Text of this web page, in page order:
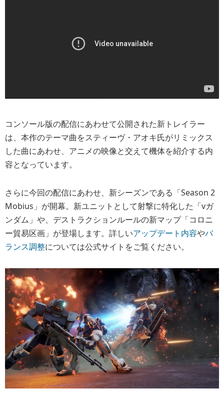
コンソール版の配信にあわせて公開された新トレイラー
は、本作のテーマ曲をスティーヴ・アオキ氏がリミックス
した曲にあわせ、アニメの映像と交えて機体を紹介する内
容となっています。
さらに今回の配信にあわせ、新シーズンである「Season 2
Mobius」が開幕。新ユニットとして射撃に特化した「vガ
ンダム」や、デストラクションルールの新マップ「コロニ
ー貿易区画」が登場します。詳しいアップデート内容やバ
ランス調整については公式サイトをご覧ください。